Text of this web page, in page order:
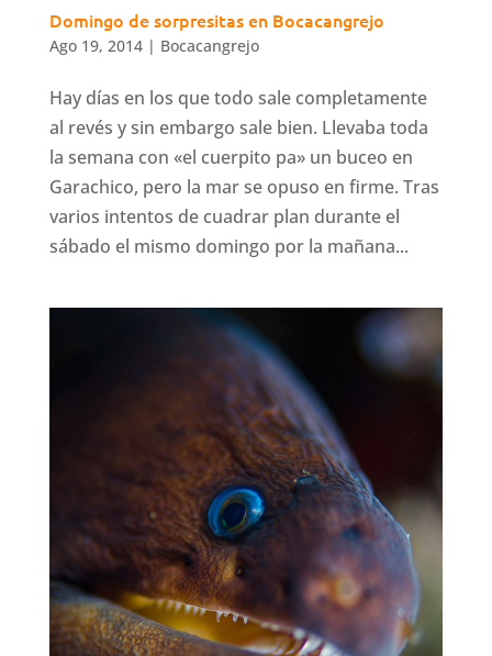
Domingo de sorpresitas en Bocacangrejo
Ago 19, 2014| Bocacangrejo
Hay días en los que todo sale completamente
al revés y sin embargo sale bien. Llevaba toda
la semana con «el cuerpito pa» un buceo en
Garachico, pero la mar se opuso en firme. Tras
varios intentos de cuadrar plan durante el
sábado el mismo domingo por la mañana...